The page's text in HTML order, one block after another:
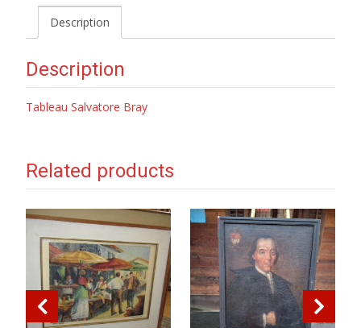
Description
Description
Tableau Salvatore Bray
Related products